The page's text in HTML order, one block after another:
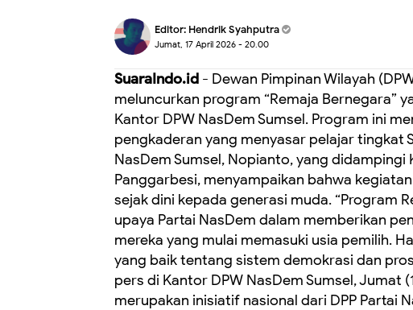
Editor: Hendrik Syahputra
Jumat, 17 April 2026 - 20.00
SuaraIndo.id - Dewan Pimpinan Wilayah
meluncurkan program “Remaja Bernegara”
Kantor DPW NasDem Sumsel. Program ini
pengkaderan yang menyasar pelajar tingkat
NasDem Sumsel, Nopianto, yang didampingi
Panggarbesi, menyampaikan bahwa
sejak dini kepada generasi muda. “Program
upaya Partai NasDem dalam memberikan
mereka yang mulai memasuki usia pemilih.
yang baik tentang sistem demokrasi dan
pers di Kantor DPW NasDem Sumsel, Jumat
merupakan inisiatif nasional dari DPP Partai